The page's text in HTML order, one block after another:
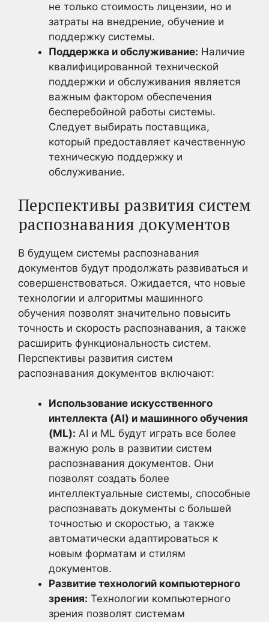
не только стоимость лицензии, но и
затраты на внедрение, обучение и
поддержку системы.
Поддержка и обслуживание: Наличие
квалифицированной технической
поддержки и обслуживания является
важным фактором обеспечения
бесперебойной работы системы.
Следует выбирать поставщика,
который предоставляет качественную
техническую поддержку и
обслуживание.
Перспективы развития систем
распознавания документов
В будущем системы распознавания
документов будут продолжать развиваться и
совершенствоваться. Ожидается, что новые
технологии и алгоритмы машинного
обучения позволят значительно повысить
точность и скорость распознавания, а также
расширить функциональность систем.
Перспективы развития систем
распознавания документов включают:
Использование искусственного
интеллекта (AI) и машинного обучения
(ML): AI и ML будут играть все более
важную роль в развитии систем
распознавания документов. Они
позволят создать более
интеллектуальные системы, способные
распознавать документы с большей
точностью и скоростью, а также
автоматически адаптироваться к
новым форматам и стилям
документов.
Развитие технологий компьютерного
зрения: Технологии компьютерного
зрения позволят системам